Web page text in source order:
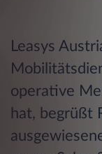
Leasys
operative
hat, begrüßt